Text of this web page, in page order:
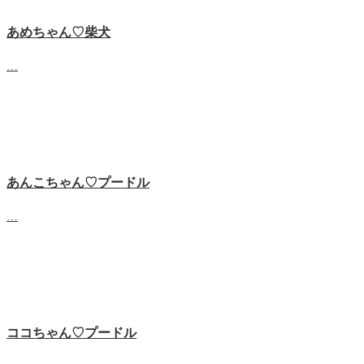
あめちゃん♡‬柴犬
あんこちゃん♡‬プードル
ココちゃん♡‬プードル